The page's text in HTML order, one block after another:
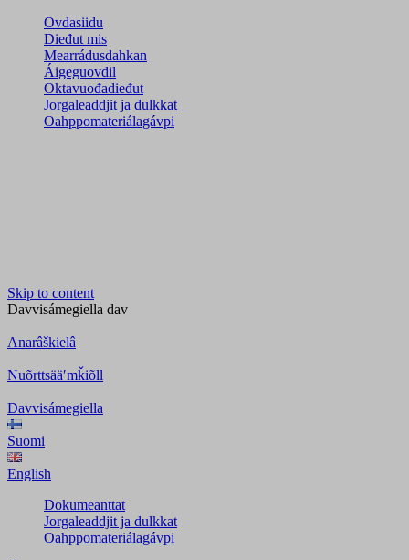
Ovdasiidu
Dieđut mis
Mearrádusdahkan
Áigeguovdil
Oktavuođadieđut
Jorgaleaddjit ja dulkkat
Oahppomateriálagávpi
Skip to content
Davvisámegiella dav
Anarâškielâ
Nuõrttsääʹmǩiõll
Davvisámegiella
Suomi
English
Dokumeanttat
Jorgaleaddjit ja dulkkat
Oahppomateriálagávpi